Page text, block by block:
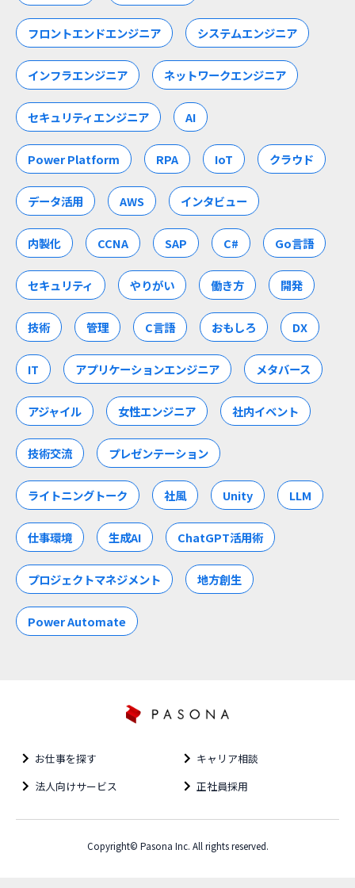
フロントエンドエンジニア システムエンジニア
インフラエンジニア ネットワークエンジニア
セキュリティエンジニア AI
Power Platform RPA IoT クラウド
データ活用 AWS インタビュー
内製化 CCNA SAP C# Go言語
セキュリティ やりがい 働き方 開発
技術 管理 C言語 おもしろ DX
IT アプリケーションエンジニア メタバース
アジャイル 女性エンジニア 社内イベント
技術交流 プレゼンテーション
ライトニングトーク 社風 Unity LLM
仕事環境 生成AI ChatGPT活用術
プロジェクトマネジメント 地方創生
Power Automate
お仕事を探す
キャリア相談
法人向けサービス
正社員採用
Copyright© Pasona Inc. All rights reserved.